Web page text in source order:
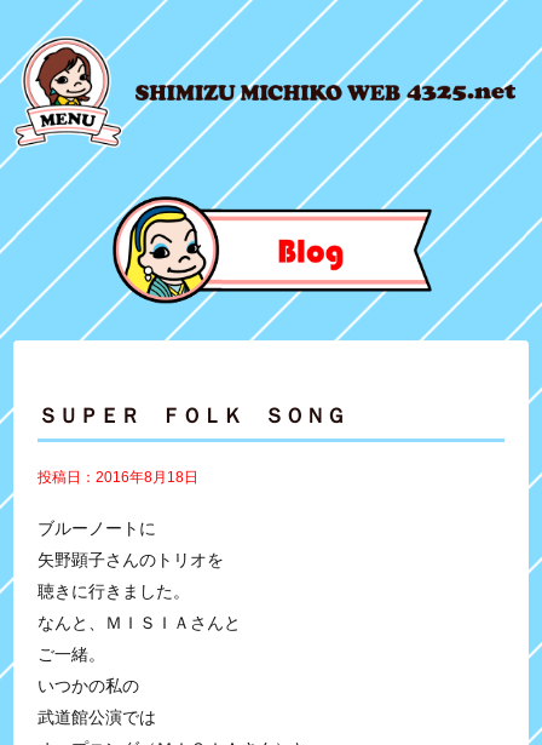
ＳＵＰＥＲ ＦＯＬＫ ＳＯＮＧ
投稿日：2016年8月18日
ブルーノートに
矢野顕子さんのトリオを
聴きに行きました。
なんと、ＭＩＳＩＡさんと
ご一緒。
いつかの私の
武道館公演では